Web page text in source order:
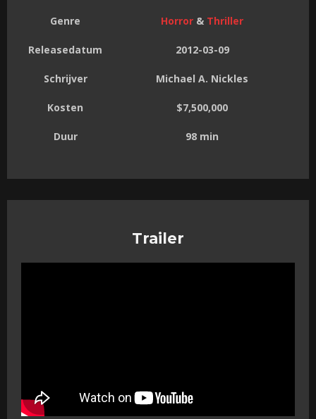
Genre Horror & Thriller
Releasedatum 2012-03-09
Schrijver Michael A. Nickles
Kosten $7,500,000
Duur 98 min
Trailer